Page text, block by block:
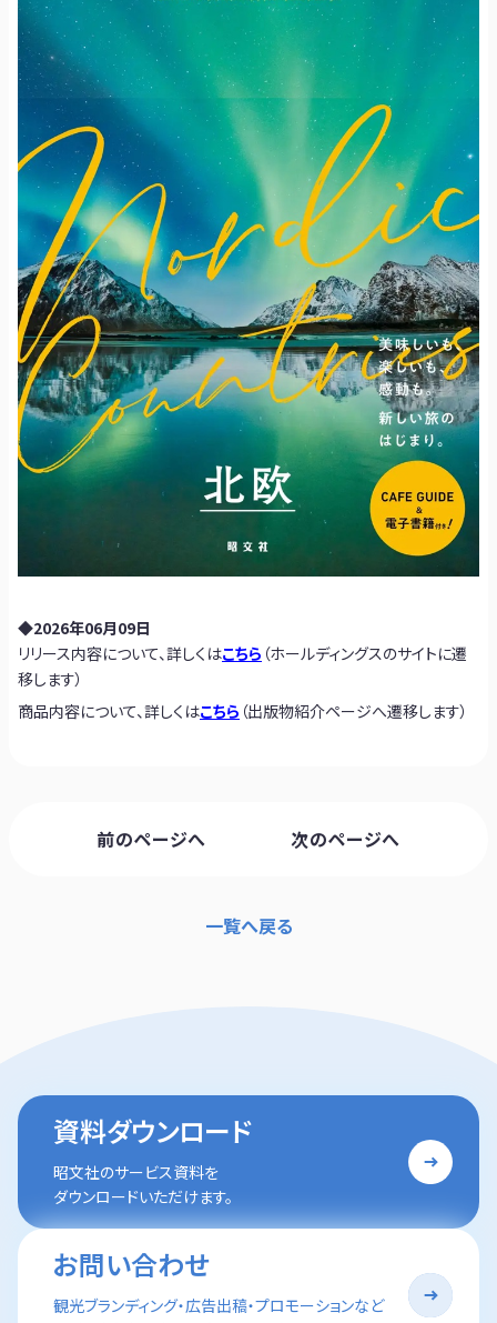
◆2026年06月09日
リリース内容について、詳しくはこちら （ホールディングスのサイトに遷
移します）
商品内容について、詳しくはこちら （出版物紹介ページへ遷移します）
前のページへ 次のページへ
一覧へ戻る
資料ダウンロード
昭文社のサービス資料を
ダウンロードいただけます。
お問い合わせ
観光ブランディング・広告出稿・プロモーションなど